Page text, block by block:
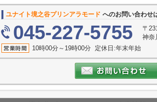
ユナイト境之谷プリンアラモード へのお問い合わせ
045-227-5755
〒
神奈
10時00分～19時00分 定休日:年末年始